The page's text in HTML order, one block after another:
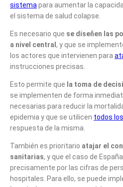
sistema para aumentar la
el sistema de salud colapse.
Es necesario que se diseñen las
a nivel central , y que se
los actores que intervienen para
instrucciones precisas.
Esto permite que la toma de
se implementen de forma
necesarias para reducir la
epidemia y que se utilicen todos
respuesta de la misma.
También es prioritario atajar el
sanitarias, y que el caso de
precisamente por las cifras de
hospitales. Para ello, se puede